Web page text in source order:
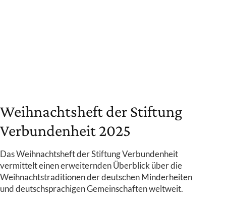
Weihnachtsheft der Stiftung
Verbundenheit 2025
Das Weihnachtsheft der Stiftung Verbundenheit
vermittelt einen erweiternden Überblick über die
Weihnachtstraditionen der deutschen Minderheiten
und deutschsprachigen Gemeinschaften weltweit.